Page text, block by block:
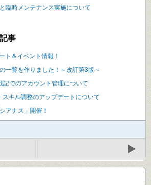
臨時メンテナンス実施について
事
ト＆イベント情報！
一覧を作りました！～改訂第3版～
でのアカウント管理について
スキル調整のアップデートについて
アナス」開催！